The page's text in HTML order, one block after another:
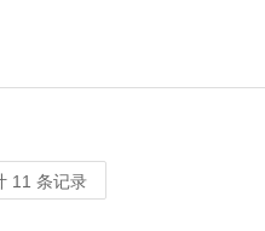
11 条记录